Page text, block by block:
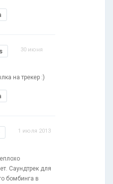
30 июня
на трекер :)
1 июля 2013
Саундтрек для
бомбинга в